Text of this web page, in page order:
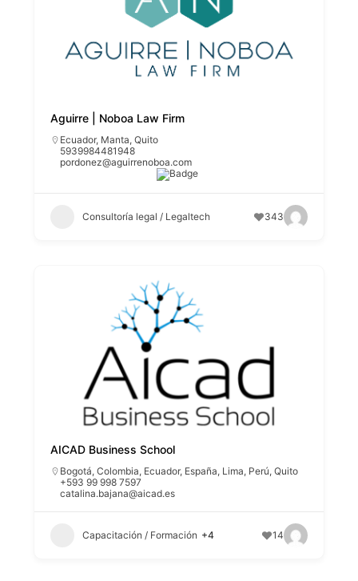
Aguirre | Noboa Law Firm
Ecuador, Manta,Quito
5939984481948
pordonez@aguirrenoboa.com
Consultoría legal / Legaltech 343
AICAD Business School
Bogotá,Colombia, Ecuador, España, Lima, Perú,Quito
+593 99 998 7597
catalina.bajana@aicad.es
Capacitación / Formación +4 14